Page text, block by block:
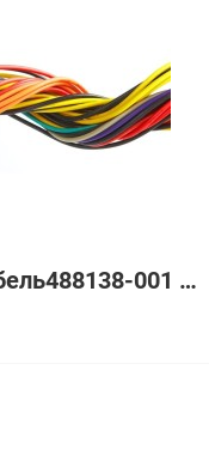
BAT Кабель488138-001 HP 24in SFP Battery Cable